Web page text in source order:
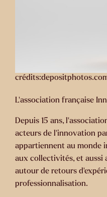
L’association française
Depuis 15 ans,
acteurs de l’innovation
appartiennent au monde
aux collectivités, et aussi
autour de retours
professionnalisation.